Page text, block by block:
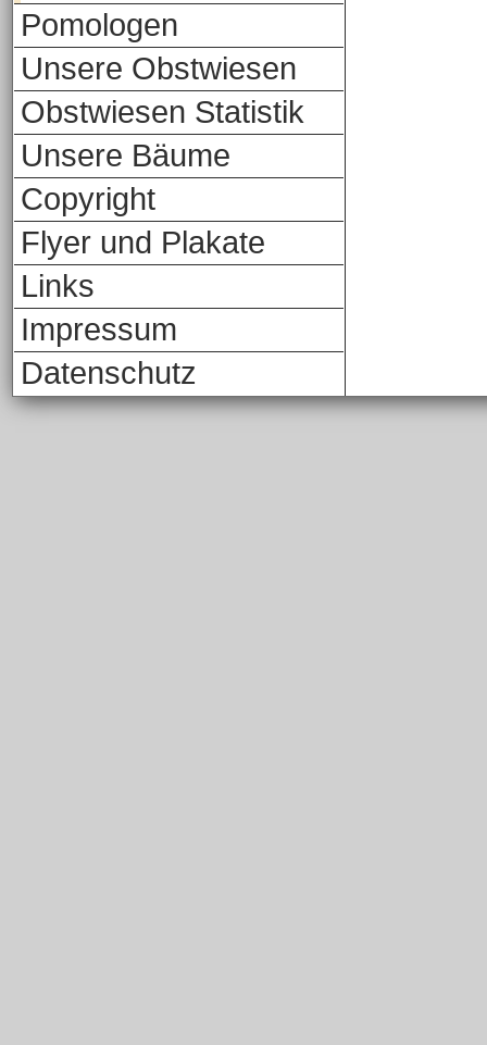
Pomologen
Unsere Obstwiesen
Obstwiesen Statistik
Unsere Bäume
Copyright
Flyer und Plakate
Links
Impressum
Datenschutz